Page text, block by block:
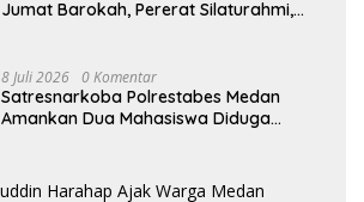
Jumat Barokah, Pererat Silaturahmi,
8 Juli 2026 0 Komentar
Satresnarkoba Polrestabes Medan
Amankan Dua Mahasiswa Diduga